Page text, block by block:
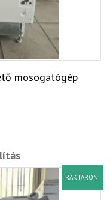
mosogatógép
RAKTÁRON!